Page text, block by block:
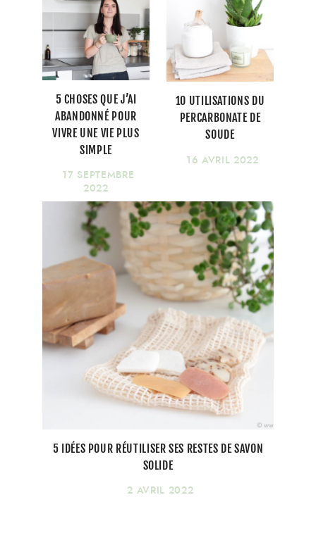
5 CHOSES QUE J’AI
ABANDONNÉ POUR
VIVRE UNE VIE PLUS
SIMPLE
17 SEPTEMBRE
2022
10 UTILISATIONS DU
PERCARBONATE DE
SOUDE
16 AVRIL 2022
5 IDÉES POUR RÉUTILISER SES RESTES DE SAVON
SOLIDE
2 AVRIL 2022